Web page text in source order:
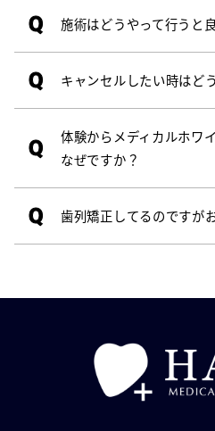
Q 施術はどうやって行うと
Q キャンセルしたい時はど
Q
体験からメディカルホワ
なぜですか？
Q 歯列矯正してるのですが